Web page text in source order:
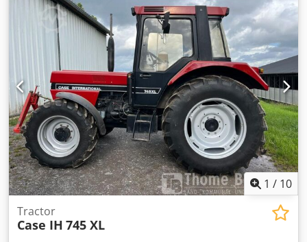
van een boekblok in een voorbereide hardcover. Voorzien
van twee lijmeenheden, met traploze lijmdikte-instelling.
Formaat: Blokhoogte: 80 – 450 mm Blokbreedte: 110 – 450
mm Blokdikte: 2 – 80 mm Capaciteit: ca. 200 – 300
stuks/uur Stroomvoorziening: 230V Gewicht: 300 kg
Gemaakt in Duitsland. Schmedt PraForm 21-50 boekpers
Boekpers met groefsnijder. Geproduceerd door Schmedt,
Duitsland. De machine is in zeer goede staat en direct
klaar voor productie. Technische specificaties: Maximaal
formaat: 420 x 520 x 100 mm Gewicht: 220 kg
Stroomvoorziening: 230V + perslucht. Dodszdazbjpfx
Abiskr Prijs geldt voor de set van beide machines.
1 / 10
Tractor
Case IH 745 XL